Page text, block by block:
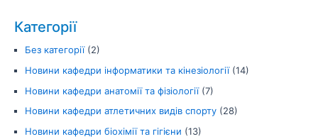
Категорії
Без категорії(2)
Новини кафедри інформатики та кінезіології(14)
Новини кафедри анатомії та фізіології(7)
Новини кафедри атлетичних видів спорту (28)
Новини кафедри біохімії та гігієни (13)